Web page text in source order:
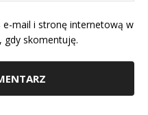
mail i stronę internetową w
gdy skomentuję.